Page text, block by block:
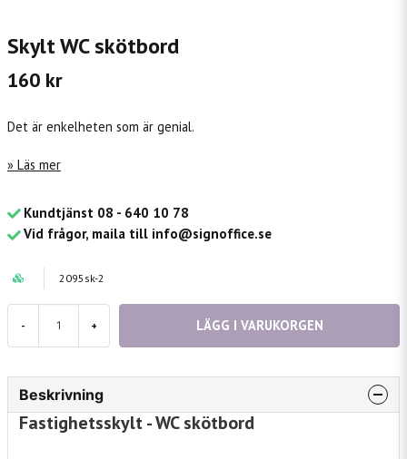
Skylt WC skötbord
160 kr
Det är enkelheten som är genial.
Läs mer
Kundtjänst 08 - 640 10 78
Vid frågor, maila till info@signoffice.se
2095sk-2
- + LÄGG I VARUKORGEN
Beskrivning
Fastighetsskylt - WC skötbord